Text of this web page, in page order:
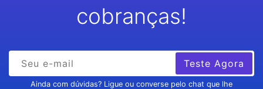
cobranças!
Teste Agora
Ainda com dúvidas? Ligue ou converse pelo chat que lhe